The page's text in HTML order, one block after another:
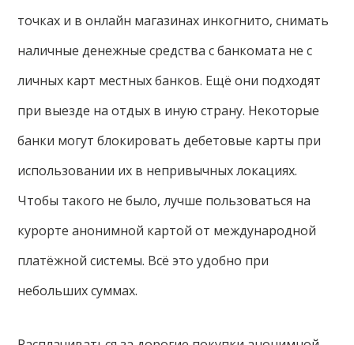
точках и в онлайн магазинах инкогнито, снимать
наличные денежные средства с банкомата не с
личных карт местных банков. Ещё они подходят
при выезде на отдых в иную страну. Некоторые
банки могут блокировать дебетовые карты при
использовании их в непривычных локациях.
Чтобы такого не было, лучше пользоваться на
курорте анонимной картой от международной
платёжной системы. Всё это удобно при
небольших суммах.